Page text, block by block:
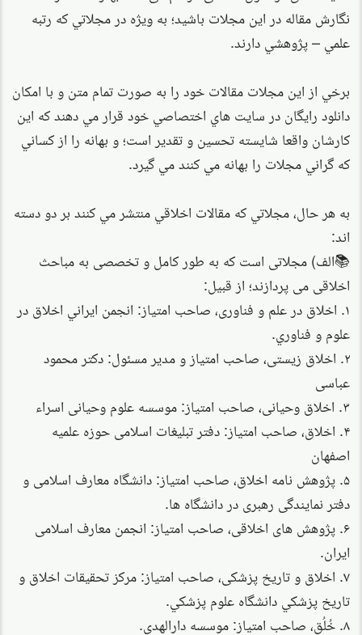
نگارش مقاله در اين مجلات باشيد؛ به ويژه در مجلاتي كه رتبه
علمي – پژوهشي دارند.
برخي از اين مجلات مقالات خود را به صورت تمام متن و با امكان
دانلود رايگان در سايت هاي اختصاصي خود قرار مي دهند كه اين
كارشان واقعا شايسته تحسين و تقدير است؛ و بهانه را از كساني
كه گراني مجلات را بهانه مي كنند مي گيرد.
به هر حال، مجلاتي كه مقالات اخلاقي منتشر مي كنند بر دو دسته
اند:
📚الف) مجلاتی است که به طور کامل و تخصصی به مباحث
اخلاقی می پردازند؛ از قبيل:
۱. اخلاق در علم و فناوری، صاحب امتیاز: انجمن ايراني اخلاق در
علوم و فناوري.
۲. اخلاق زیستی، صاحب امتیاز و مدیر مسئول: دکتر محمود
عباسی
۳. اخلاق وحیانی، صاحب امتیاز: موسسه علوم وحیانی اسراء
۴. اخلاق، صاحب امتیاز: دفتر تبلیغات اسلامی حوزه علمیه
اصفهان
۵. پژوهش نامه اخلاق، صاحب امتیاز: دانشگاه معارف اسلامی و
دفتر نمایندگی رهبری در دانشگاه ها.
۶. پژوهش های اخلاقی، صاحب امتیاز: انجمن معارف اسلامی
ایران.
۷. اخلاق و تاریخ پزشکی، صاحب امتیاز: مركز تحقيقات اخلاق و
تاريخ پزشكي دانشگاه علوم پزشكي.
۸. خُلُق، صاحب امتیاز: موسسه دارالهدي.